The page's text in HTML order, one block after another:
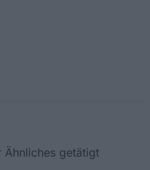
Ähnliches getätigt